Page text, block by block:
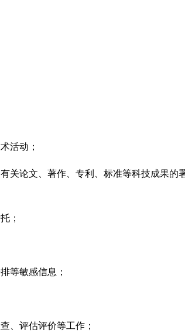
活动；
论文、著作、专利、标准等科技成果的
；
等敏感信息；
评估评价等工作；